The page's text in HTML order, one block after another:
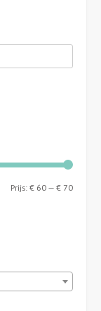
Min.
Max.
Prijs: € 60 — € 70